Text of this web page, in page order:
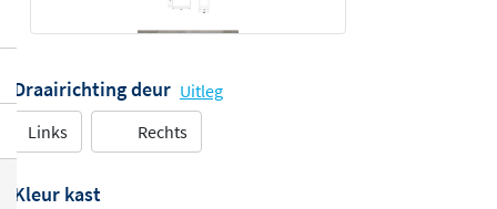
Draairichting deur Uitleg
Links
Rechts
Kleur kast